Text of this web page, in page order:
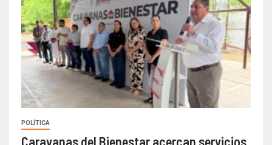
POLÍTICA
Caravanas del Bienestar acercan servicios